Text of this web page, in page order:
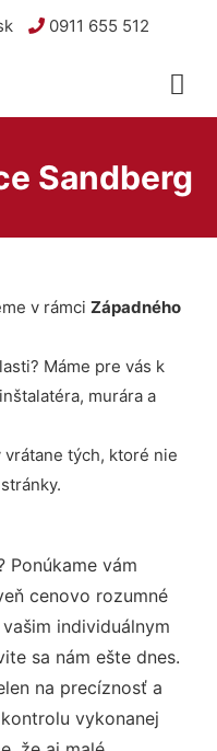
0911 655 512
Sandberg
v rámci Západného
Máme pre vás k
murára a
tých, ktoré nie
Ponúkame vám
cenovo rozumné
individuálnym
sa nám ešte dnes.
na precíznosť a
vykonanej